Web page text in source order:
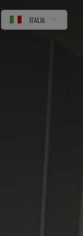
ITALIA